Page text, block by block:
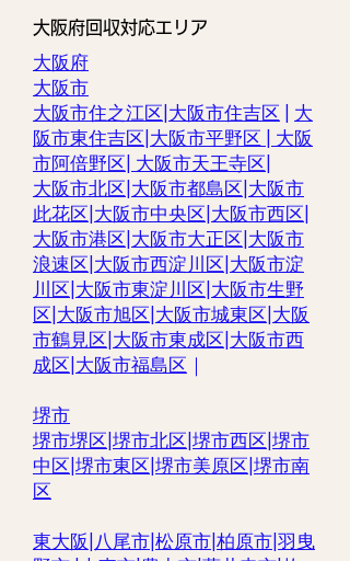
大阪府回収対応エリア
大阪府
大阪市
大阪市住之江区 大阪市住吉区
大
阪市東住吉区 大阪市平野区
大阪
市阿倍野区 大阪市天王寺区
大阪市北区 大阪市都島区 大阪市
此花区 大阪市中央区 大阪市西区
大阪市港区 大阪市大正区 大阪市
浪速区 大阪市西淀川区 大阪市淀
川区 大阪市東淀川区 大阪市生野
区 大阪市旭区 大阪市城東区 大阪
市鶴見区 大阪市東成区 大阪市西
成区| 大阪市福島区 ｜
堺市
堺市堺区| 堺市北区 堺市西区 堺市
中区 堺市東区| 堺市美原区 堺市南
区
東大阪 八尾市 松原市 柏原市 羽曳